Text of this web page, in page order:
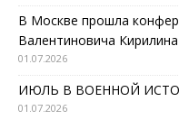
В Москве прошла
Валентиновича Кирилина
01.07.2026
ИЮЛЬ В ВОЕННОЙ
01.07.2026